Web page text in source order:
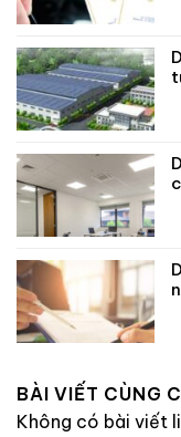
BÀI VIẾT CÙNG
Không có bài viết